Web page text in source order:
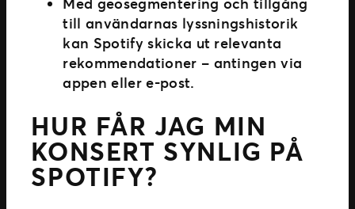
till användarnas lyssningshistorik
kan Spotify skicka ut relevanta
rekommendationer – antingen via
appen eller e-post.
HUR FÅR JAG MIN
KONSERT SYNLIG PÅ
SPOTIFY?